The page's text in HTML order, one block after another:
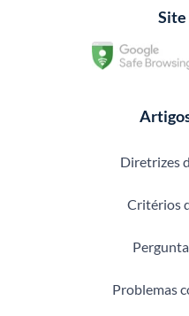
Site
Diretrizes
Critérios
Problemas